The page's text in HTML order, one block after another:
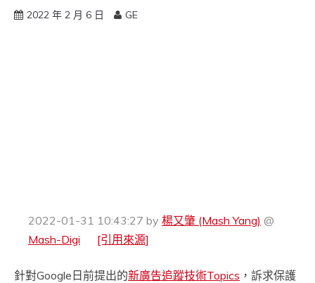
2022 年 2 月 6 日 GE
2022-01-31 10:43:27 by 楊又肇 (Mash Yang) @
Mash-Digi
[引用來源]
針對Google日前提出的新廣告追蹤技術Topics ，訴求保護